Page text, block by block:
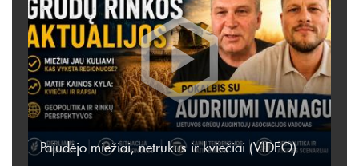
Pajudėjo miežiai, netrukus ir kviečiai (VIDEO)